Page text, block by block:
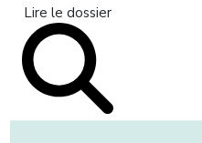
Lire le dossier